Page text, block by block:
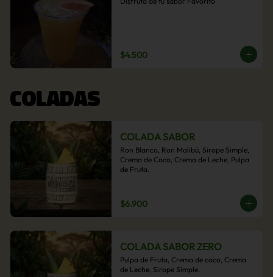
$4.500
COLADAS
COLADA SABOR
Ron Blanco, Ron Malibú, Sirope Simple,
Crema de Coco, Crema de Leche, Pulpa
de Fruta.
$6.900
COLADA SABOR ZERO
Pulpa de Fruta, Crema de coco, Crema
de Leche, Sirope Simple.